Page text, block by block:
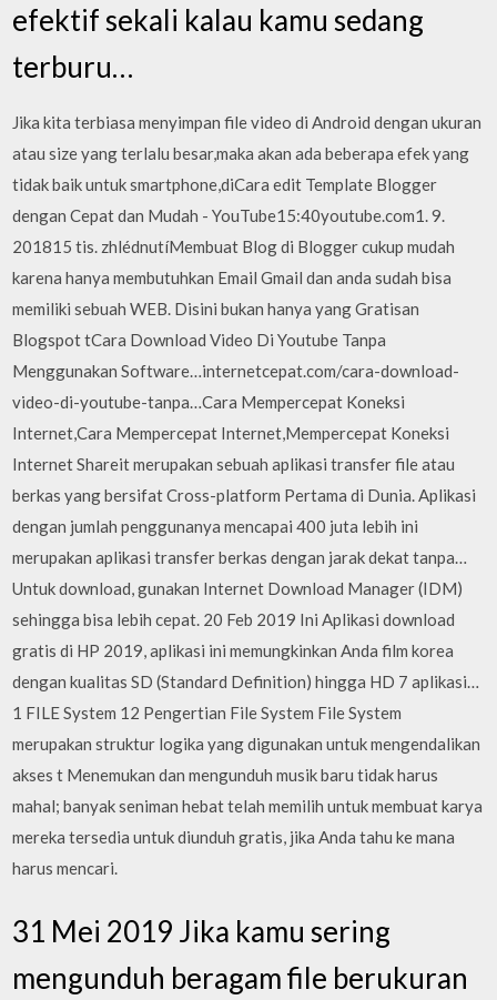
efektif sekali kalau kamu sedang
terburu…
Jika kita terbiasa menyimpan file video di Android dengan ukuran
atau size yang terlalu besar,maka akan ada beberapa efek yang
tidak baik untuk smartphone,diCara edit Template Blogger
dengan Cepat dan Mudah - YouTube15:40youtube.com1. 9.
201815 tis. zhlédnutíMembuat Blog di Blogger cukup mudah
karena hanya membutuhkan Email Gmail dan anda sudah bisa
memiliki sebuah WEB. Disini bukan hanya yang Gratisan
Blogspot tCara Download Video Di Youtube Tanpa
Menggunakan Software…internetcepat.com/cara-download-
video-di-youtube-tanpa…Cara Mempercepat Koneksi
Internet,Cara Mempercepat Internet,Mempercepat Koneksi
Internet Shareit merupakan sebuah aplikasi transfer file atau
berkas yang bersifat Cross-platform Pertama di Dunia. Aplikasi
dengan jumlah penggunanya mencapai 400 juta lebih ini
merupakan aplikasi transfer berkas dengan jarak dekat tanpa…
Untuk download, gunakan Internet Download Manager (IDM)
sehingga bisa lebih cepat. 20 Feb 2019 Ini Aplikasi download
gratis di HP 2019, aplikasi ini memungkinkan Anda film korea
dengan kualitas SD (Standard Definition) hingga HD 7 aplikasi…
1 FILE System 12 Pengertian File System File System
merupakan struktur logika yang digunakan untuk mengendalikan
akses t Menemukan dan mengunduh musik baru tidak harus
mahal; banyak seniman hebat telah memilih untuk membuat karya
mereka tersedia untuk diunduh gratis, jika Anda tahu ke mana
harus mencari.
31 Mei 2019 Jika kamu sering
mengunduh beragam file berukuran